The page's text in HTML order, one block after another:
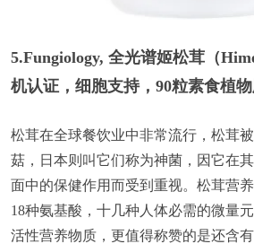
5.Fungiology, 全光谱姬松茸（
机认证，细胞支持，90粒素食植
松茸在全球餐饮业中非常流行，松茸
菇，日本则叫它们称为神菌，因它在
面中的保健作用而受到重视。松茸营
18种氨基酸，十几种人体必需的微量
活性营养物质，更值得称赞的是还含